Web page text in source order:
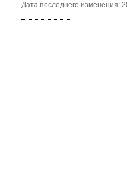
Дата последнего изменения: